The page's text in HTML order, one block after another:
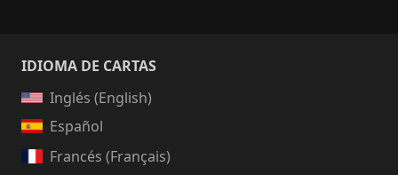
IDIOMA DE CARTAS
Inglés (English)
Español
Francés (Français)